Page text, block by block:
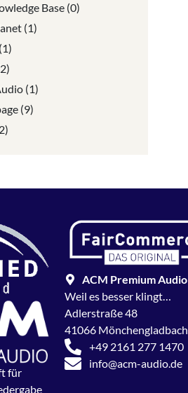
Base (0)
(1)
(1)
(9)
für
ACM Premium Audio
Weil es besser klingt…
Adlerstraße 48
41066 Mönchengladbach
+49 2161 277 1470
info@acm-audio.de